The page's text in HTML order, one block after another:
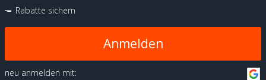
Rabatte sichern
Anmelden
neu anmelden mit: